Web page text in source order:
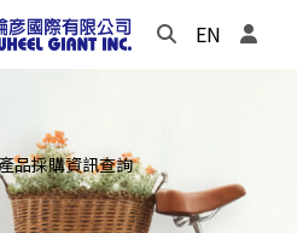
EN
品採購資訊查詢